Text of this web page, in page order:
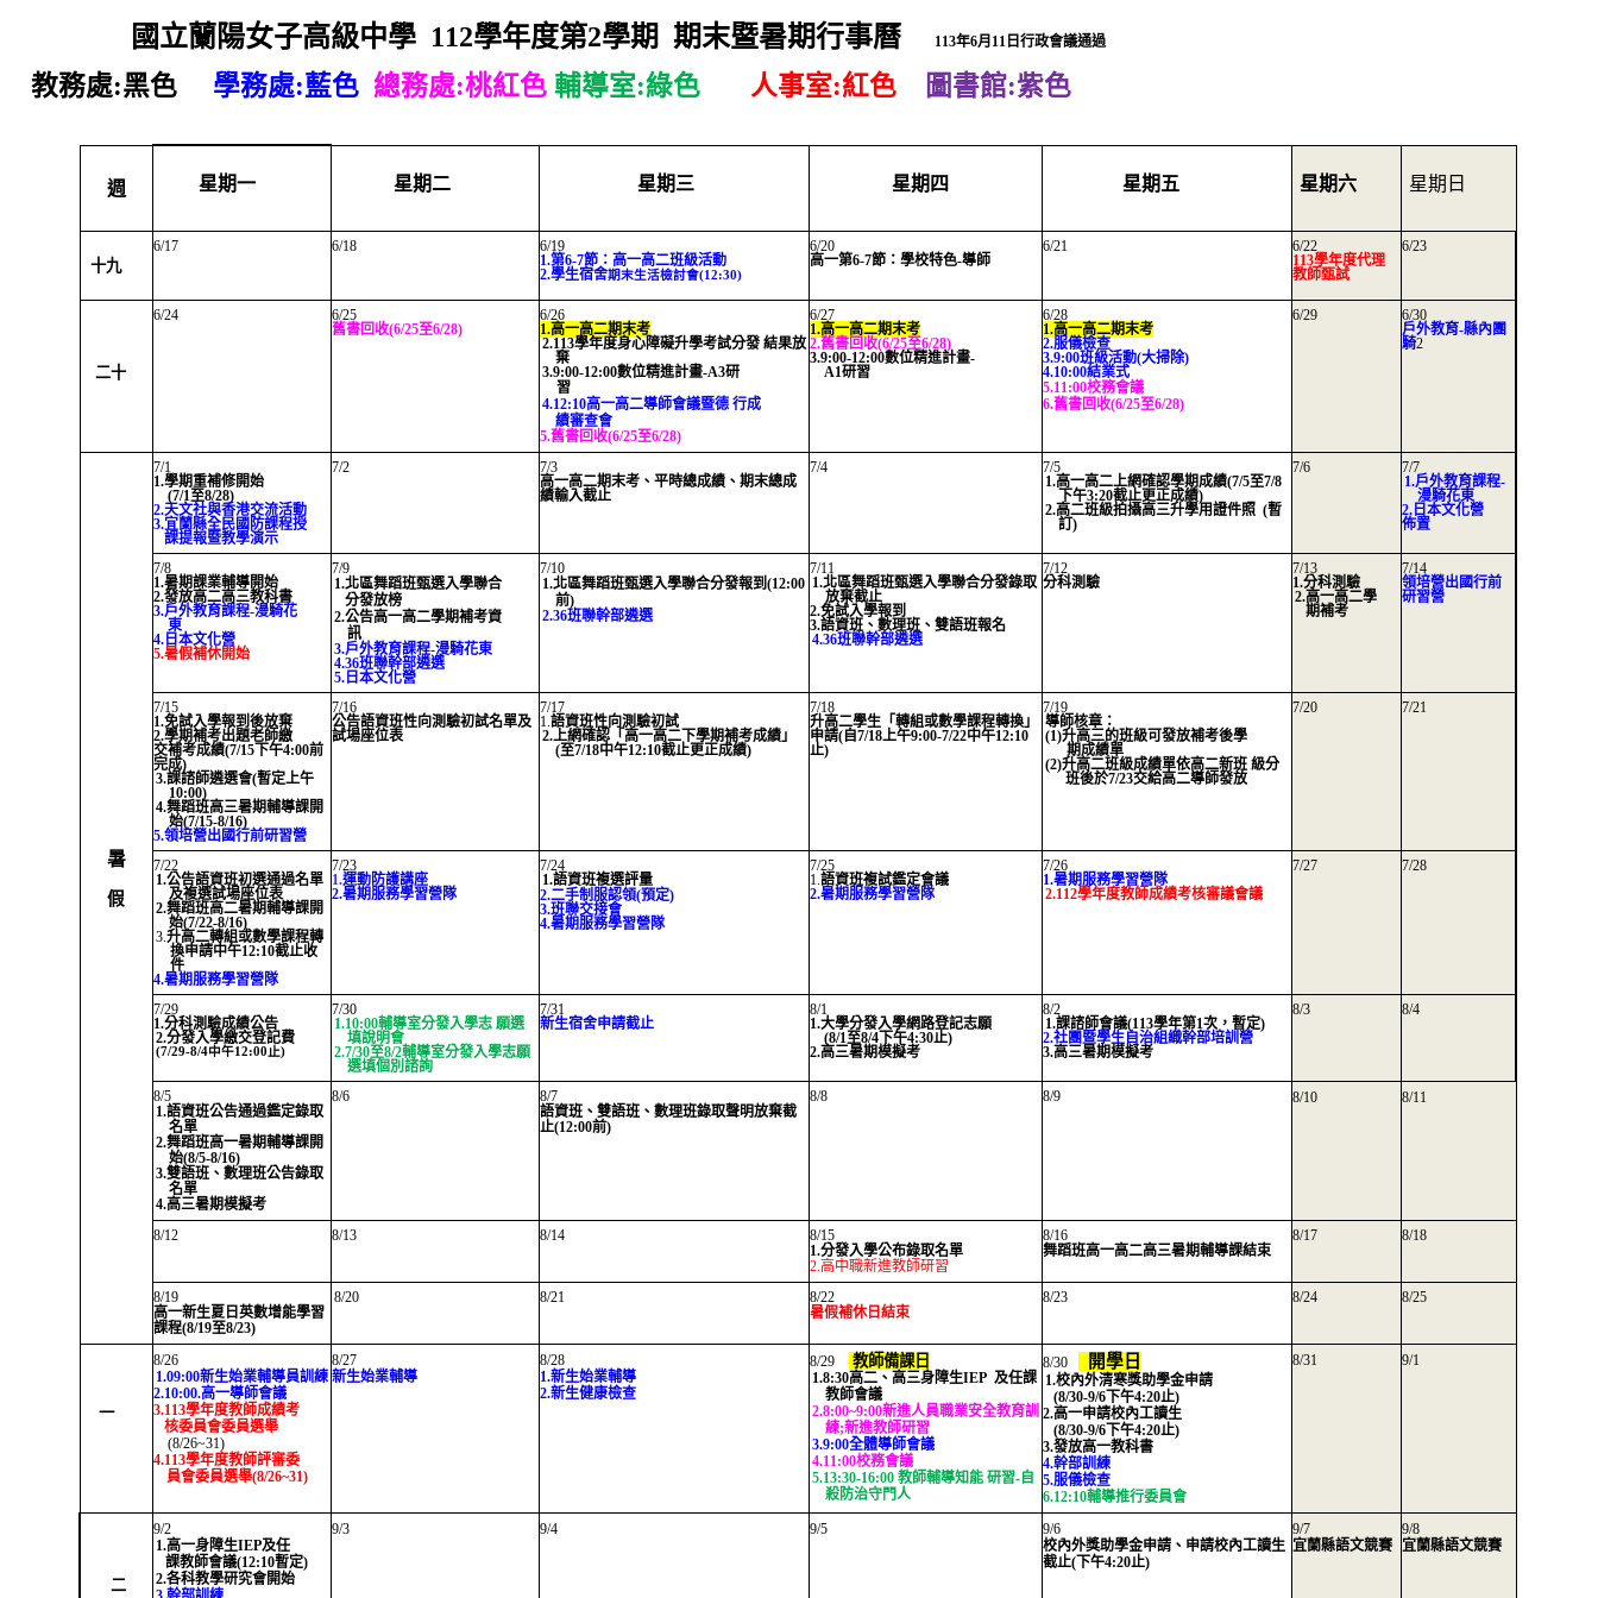
國立蘭陽女子高級中學 112學年度第2學期 期末暨暑期行事曆 113年6月11日行政會議通過
教務處:黑色 學務處:藍色 總務處:桃紅色 輔導室:綠色 人事室:紅色 圖書館:紫色
週 星期一 星期二 星期三 星期四 星期五 星期六 星期日
十九
6/17 6/18
6/19
1.第6-7節：高一高二班級活動
2.學生宿舍期末生活檢討會(12:30)
6/20
高一第6-7節：學校特色-導師
6/21
6/22
113學年度代理
教師甄試
6/23
二十
6/24
6/25
舊書回收(6/25至6/28)
6/26
1.高一高二期末考
2.113學年度身心障礙升學考試分發 結果放
棄
3.9:00-12:00數位精進計畫-A3研
習
4.12:10高一高二導師會議暨德 行成
績審查會
5.舊書回收(6/25至6/28)
6/27
1.高一高二期末考
2.舊書回收(6/25至6/28)
3.9:00-12:00數位精進計畫-
A1研習
6/28
1.高一高二期末考
2.服儀檢查
3.9:00班級活動(大掃除)
4.10:00結業式
5.11:00校務會議
6.舊書回收(6/25至6/28)
6/29
6/30
戶外教育-縣內團
騎2
暑
假
7/1
1.學期重補修開始
(7/1至8/28)
2.天文社與香港交流活動
3.宜蘭縣全民國防課程授
課提報暨教學演示
7/2
7/3
高一高二期末考、平時總成績、期末總成
績輸入截止
7/4
7/5
1.高一高二上網確認學期成績(7/5至7/8
下午3:20截止更正成績)
2.高二班級拍攝高三升學用證件照 (暫
訂)
7/6
7/7
1.戶外教育課程-
漫騎花東
2.日本文化營
佈置
7/8
1.暑期課業輔導開始
2.發放高二高三教科書
3.戶外教育課程-漫騎花
東
4.日本文化營
5.暑假補休開始
7/9
1.北區舞蹈班甄選入學聯合
分發放榜
2.公告高一高二學期補考資
訊
3.戶外教育課程-漫騎花東
4.36班聯幹部遴選
5.日本文化營
7/10
1.北區舞蹈班甄選入學聯合分發報到(12:00
前)
2.36班聯幹部遴選
7/11
1.北區舞蹈班甄選入學聯合分發錄取
放棄截止
2.免試入學報到
3.語資班、數理班、雙語班報名
4.36班聯幹部遴選
7/12
分科測驗
7/13
1.分科測驗
2.高一高二學
期補考
7/14
領培營出國行前
研習營
7/15
1.免試入學報到後放棄
2.學期補考出題老師繳
交補考成績(7/15下午4:00前
完成)
3.課諮師遴選會(暫定上午
10:00)
4.舞蹈班高三暑期輔導課開
始(7/15-8/16)
5.領培營出國行前研習營
7/16
公告語資班性向測驗初試名單及
試場座位表
7/17
1.語資班性向測驗初試
2.上網確認「高一高二下學期補考成績」
(至7/18中午12:10截止更正成績)
7/18
升高二學生「轉組或數學課程轉換」
申請(自7/18上午9:00-7/22中午12:10
止)
7/19
導師核章：
(1)升高三的班級可發放補考後學
期成績單
(2)升高二班級成績單依高二新班 級分
班後於7/23交給高二導師發放
7/20 7/21
7/22
1.公告語資班初選通過名單
及複選試場座位表
2.舞蹈班高二暑期輔導課開
始(7/22-8/16)
3.升高二轉組或數學課程轉
換申請中午12:10截止收
件
4.暑期服務學習營隊
7/23
1.運動防護講座
2.暑期服務學習營隊
7/24
1.語資班複選評量
2.二手制服認領(預定)
3.班聯交接會
4.暑期服務學習營隊
7/25
1.語資班複試鑑定會議
2.暑期服務學習營隊
7/26
1.暑期服務學習營隊
2.112學年度教師成績考核審議會議
7/27 7/28
7/29
1.分科測驗成績公告
2.分發入學繳交登記費
(7/29-8/4中午12:00止)
7/30
1.10:00輔導室分發入學志 願選
填說明會
2.7/30至8/2輔導室分發入學志願
選填個別諮詢
7/31
新生宿舍申請截止
8/1
1.大學分發入學網路登記志願
(8/1至8/4下午4:30止)
2.高三暑期模擬考
8/2
1.課諮師會議(113學年第1次，暫定)
2.社團暨學生自治組織幹部培訓營
3.高三暑期模擬考
8/3 8/4
8/5
1.語資班公告通過鑑定錄取
名單
2.舞蹈班高一暑期輔導課開
始(8/5-8/16)
3.雙語班、數理班公告錄取
名單
4.高三暑期模擬考
8/6
8/7
語資班、雙語班、數理班錄取聲明放棄截
止(12:00前)
8/8 8/9 8/10 8/11
8/12 8/13 8/14
8/15
1.分發入學公布錄取名單
2.高中職新進教師研習
8/16
舞蹈班高一高二高三暑期輔導課結束
8/17 8/18
8/19
高一新生夏日英數增能學習
課程(8/19至8/23)
8/20 8/21
8/22
暑假補休日結束
8/23 8/24 8/25
一
8/26
1.09:00新生始業輔導員訓練
2.10:00.高一導師會議
3.113學年度教師成績考
核委員會委員選舉
(8/26~31)
4.113學年度教師評審委
員會委員選舉(8/26~31)
8/27
新生始業輔導
8/28
1.新生始業輔導
2.新生健康檢查
8/29 教師備課日
1.8:30高二、高三身障生IEP 及任課
教師會議
2.8:00~9:00新進人員職業安全教育訓
練;新進教師研習
3.9:00全體導師會議
4.11:00校務會議
5.13:30-16:00 教師輔導知能 研習-自
殺防治守門人
8/30 開學日
1.校內外清寒獎助學金申請
(8/30-9/6下午4:20止)
2.高一申請校內工讀生
(8/30-9/6下午4:20止)
3.發放高一教科書
4.幹部訓練
5.服儀檢查
6.12:10輔導推行委員會
8/31 9/1
二
9/2
1.高一身障生IEP及任
課教師會議(12:10暫定)
2.各科教學研究會開始
9/3 9/4 9/5
9/6
校內外獎助學金申請、申請校內工讀生
截止(下午4:20止)
9/7
宜蘭縣語文競賽
9/8
宜蘭縣語文競賽